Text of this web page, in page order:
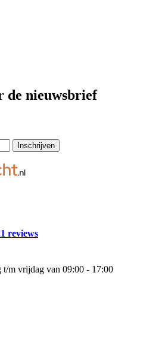
de nieuwsbrief
Inschrijven
reviews
t/m vrijdag van 09:00 - 17:00